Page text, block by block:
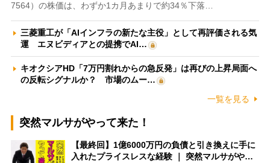
7564）の株価は、わずか1カ月あまりで約34％下落…
三菱重工が「AIインフラの新たな主役」として再評価される気
運 エヌビディアとの提携でAI…
キオクシアHD「7万円割れからの急反発」は再びの上昇局面へ
の反転シグナルか？ 市場のムー…
一覧を見る
突然マルサがやって来た！
【最終回】1億6000万円の負債と引き換えに手に
入れたプライスレスな経験 ｜ 突然マルサがや…